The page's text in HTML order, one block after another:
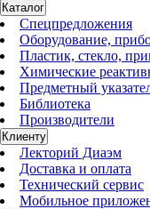
Каталог
Спецпредложения
Оборудование,
Пластик, стекло,
Химические
Предметный
Библиотека
Производители
Клиенту
Лекторий Диаэм
Доставка и оплата
Технический сервис
Мобильное